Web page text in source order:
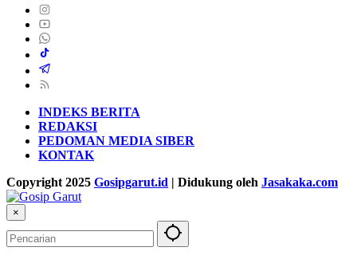
INDEKS BERITA
REDAKSI
PEDOMAN MEDIA SIBER
KONTAK
Copyright 2025 Gosipgarut.id | Didukung oleh Jasakaka.com
×